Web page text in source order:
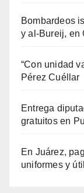
Bombardeos
y al-Bureij, en
“Con unidad
Pérez Cuéllar
Entrega
gratuitos en
En Juárez,
uniformes y